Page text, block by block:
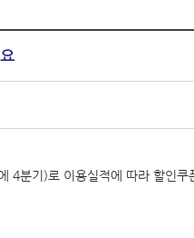
4분기)로 이용실적에 따라 할인